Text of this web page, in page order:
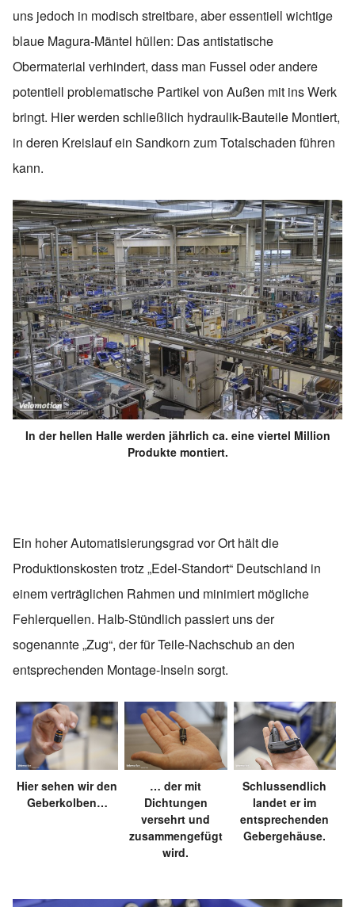
uns jedoch in modisch streitbare, aber essentiell wichtige
blaue Magura-Mäntel hüllen: Das antistatische
Obermaterial verhindert, dass man Fussel oder andere
potentiell problematische Partikel von Außen mit ins Werk
bringt. Hier werden schließlich hydraulik-Bauteile Montiert,
in deren Kreislauf ein Sandkorn zum Totalschaden führen
kann.
In der hellen Halle werden jährlich ca. eine viertel Million
Produkte montiert.
Ein hoher Automatisierungsgrad vor Ort hält die
Produktionskosten trotz „Edel-Standort“ Deutschland in
einem verträglichen Rahmen und minimiert mögliche
Fehlerquellen. Halb-Stündlich passiert uns der
sogenannte „Zug“, der für Teile-Nachschub an den
entsprechenden Montage-Inseln sorgt.
Hier sehen wir den
Geberkolben…
… der mit
Dichtungen
versehrt und
zusammengefügt
wird.
Schlussendlich
landet er im
entsprechenden
Gebergehäuse.